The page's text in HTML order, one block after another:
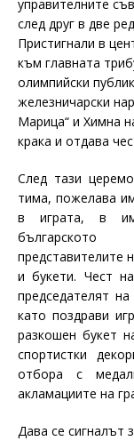
управителните
след друг в две
Пристигнали в
към главната
олимпийски
железничарски
Марица“ и Химна
крака и отдава
След тази
тима, пожелава
в играта, в
представителите
и букети. Чест
председателят
като поздрави
разкошен букет
спортистки
отбора с
акламациите на
Дава се сигналът